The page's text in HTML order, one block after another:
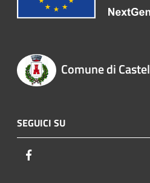
Comune di
SEGUICI SU